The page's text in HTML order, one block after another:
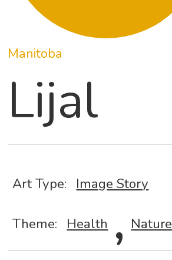
Manitoba
Lijal
Art Type: Image Story
Theme: Health , Nature